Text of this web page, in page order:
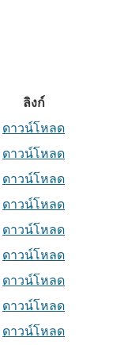
ลิงก์
ดาวน์โหลด
ดาวน์โหลด
ดาวน์โหลด
ดาวน์โหลด
ดาวน์โหลด
ดาวน์โหลด
ดาวน์โหลด
ดาวน์โหลด
ดาวน์โหลด